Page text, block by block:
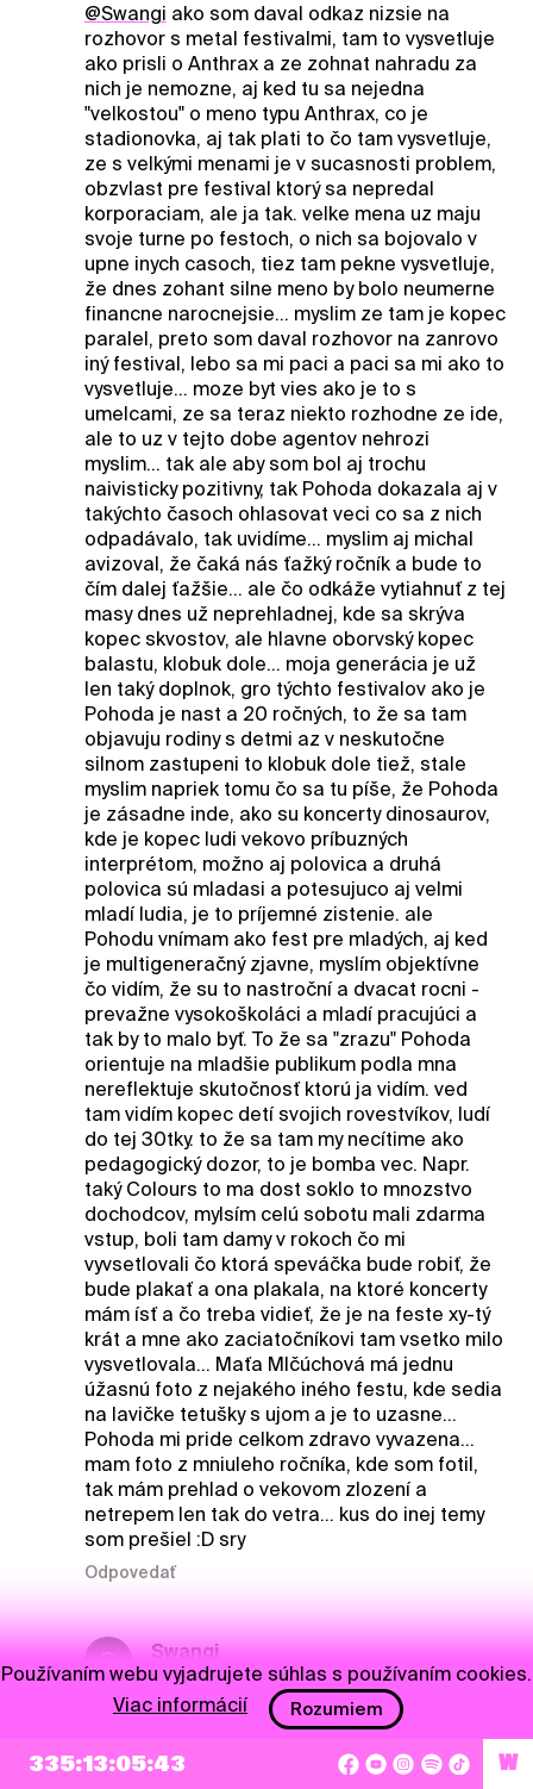
@Swangi ako som daval odkaz nizsie na
rozhovor s metal festivalmi, tam to vysvetluje
ako prisli o Anthrax a ze zohnat nahradu za
nich je nemozne, aj ked tu sa nejedna
"velkostou" o meno typu Anthrax, co je
stadionovka, aj tak plati to čo tam vysvetluje,
ze s velkými menami je v sucasnosti problem,
obzvlast pre festival ktorý sa nepredal
korporaciam, ale ja tak. velke mena uz maju
svoje turne po festoch, o nich sa bojovalo v
upne inych casoch, tiez tam pekne vysvetluje,
že dnes zohant silne meno by bolo neumerne
financne narocnejsie... myslim ze tam je kopec
paralel, preto som daval rozhovor na zanrovo
iný festival, lebo sa mi paci a paci sa mi ako to
vysvetluje... moze byt vies ako je to s
umelcami, ze sa teraz niekto rozhodne ze ide,
ale to uz v tejto dobe agentov nehrozi
myslim... tak ale aby som bol aj trochu
naivisticky pozitivny, tak Pohoda dokazala aj v
takýchto časoch ohlasovat veci co sa z nich
odpadávalo, tak uvidíme... myslim aj michal
avizoval, že čaká nás ťažký ročník a bude to
čím dalej ťažšie... ale čo odkáže vytiahnuť z tej
masy dnes už neprehladnej, kde sa skrýva
kopec skvostov, ale hlavne oborvský kopec
balastu, klobuk dole... moja generácia je už
len taký doplnok, gro týchto festivalov ako je
Pohoda je nast a 20 ročných, to že sa tam
objavuju rodiny s detmi az v neskutočne
silnom zastupeni to klobuk dole tiež, stale
myslim napriek tomu čo sa tu píše, že Pohoda
je zásadne inde, ako su koncerty dinosaurov,
kde je kopec ludi vekovo príbuzných
interprétom, možno aj polovica a druhá
polovica sú mladasi a potesujuco aj velmi
mladí ludia, je to príjemné zistenie. ale
Pohodu vnímam ako fest pre mladých, aj ked
je multigeneračný zjavne, myslím objektívne
čo vidím, že su to nastroční a dvacat rocni -
prevažne vysokoškoláci a mladí pracujúci a
tak by to malo byť. To že sa "zrazu" Pohoda
orientuje na mladšie publikum podla mna
nereflektuje skutočnosť ktorú ja vidím. ved
tam vidím kopec detí svojich rovestvíkov, ludí
do tej 30tky. to že sa tam my necítime ako
pedagogický dozor, to je bomba vec. Napr.
taký Colours to ma dost soklo to mnozstvo
dochodcov, mylsím celú sobotu mali zdarma
vstup, boli tam damy v rokoch čo mi
vyvsetlovali čo ktorá speváčka bude robiť, že
bude plakať a ona plakala, na ktoré koncerty
mám ísť a čo treba vidieť, že je na feste xy-tý
krát a mne ako zaciatočníkovi tam vsetko milo
vysvetlovala... Maťa Mlčúchová má jednu
úžasnú foto z nejakého iného festu, kde sedia
na lavičke tetušky s ujom a je to uzasne...
Pohoda mi pride celkom zdravo vyvazena...
mam foto z mniuleho ročníka, kde som fotil,
tak mám prehlad o vekovom zlození a
netrepem len tak do vetra... kus do inej temy
som prešiel :D sry
Odpovedať
Swangi
17. 5. 2023, 22:40
jasneee, s týmto všetkým plne
súhlasím. To som teraz nechcel vyznieť, že
mám nejake nároky a očakávania :D bohvie
335:13:05:42 W
Používaním webu vyjadrujete súhlas s používaním cookies.
Viac informácií
Rozumiem